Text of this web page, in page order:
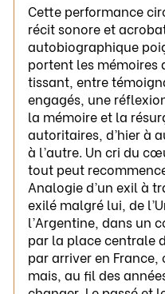
Cette performance
récit sonore et
autobiographique
portent les mémoires
tissant, entre
engagés, une
la mémoire et la
autoritaires, d’hier à
à l’autre. Un cri du
tout peut
Analogie d’un exil à
exilé malgré lui, de
l’Argentine, dans un
par la place centrale
par arriver en France,
mais, au fil des